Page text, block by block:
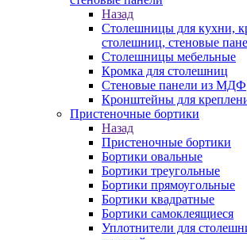
Назад
Столешницы для кухни,
столешниц, стеновые
Столешницы мебельные
Кромка для столешниц
Стеновые панели из МДФ
Кронштейны для
Пристеночные бортики
Назад
Пристеночные бортики
Бортики овальные
Бортики треугольные
Бортики прямоугольные
Бортики квадратные
Бортики самоклеящиеся
Уплотнители для